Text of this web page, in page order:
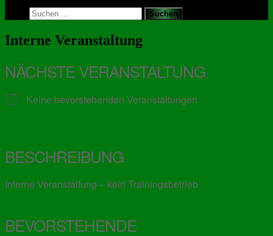
search
form
Suchen
nach:
Interne Veranstaltung
NÄCHSTE VERANSTALTUNG
Keine bevorstehenden Veranstaltungen
BESCHREIBUNG
Interne Veranstaltung – kein Trainingsbetrieb
BEVORSTEHENDE